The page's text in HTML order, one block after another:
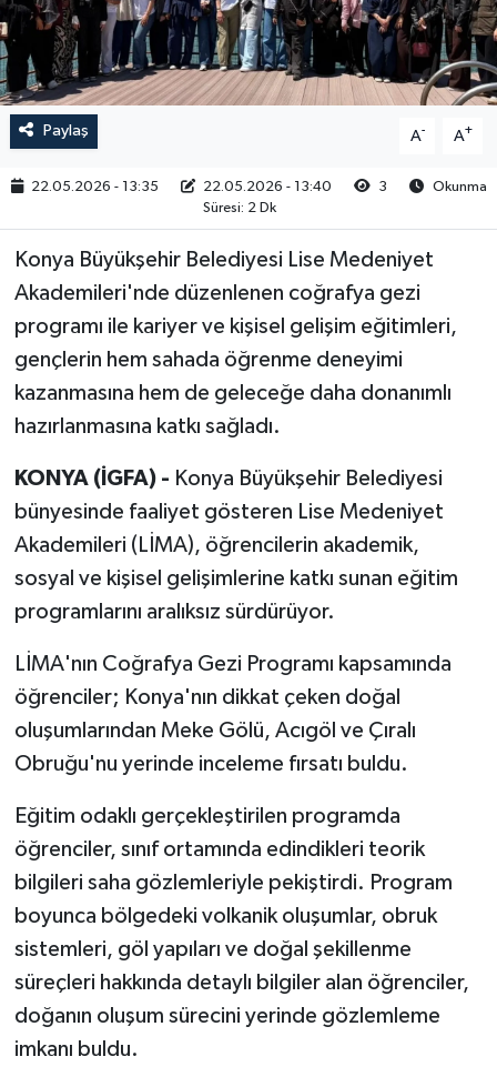
Paylaş A- A+
22.05.2026 - 13:35 22.05.2026 - 13:40 3
Okunma
Süresi: 2 Dk
Konya Büyükşehir Belediyesi Lise Medeniyet
Akademileri'nde düzenlenen coğrafya gezi
programı ile kariyer ve kişisel gelişim eğitimleri,
gençlerin hem sahada öğrenme deneyimi
kazanmasına hem de geleceğe daha donanımlı
hazırlanmasına katkı sağladı.
KONYA (İGFA) - Konya Büyükşehir Belediyesi
bünyesinde faaliyet gösteren Lise Medeniyet
Akademileri (LİMA), öğrencilerin akademik,
sosyal ve kişisel gelişimlerine katkı sunan eğitim
programlarını aralıksız sürdürüyor.
LİMA'nın Coğrafya Gezi Programı kapsamında
öğrenciler; Konya'nın dikkat çeken doğal
oluşumlarından Meke Gölü, Acıgöl ve Çıralı
Obruğu'nu yerinde inceleme fırsatı buldu.
Eğitim odaklı gerçekleştirilen programda
öğrenciler, sınıf ortamında edindikleri teorik
bilgileri saha gözlemleriyle pekiştirdi. Program
boyunca bölgedeki volkanik oluşumlar, obruk
sistemleri, göl yapıları ve doğal şekillenme
süreçleri hakkında detaylı bilgiler alan öğrenciler,
doğanın oluşum sürecini yerinde gözlemleme
imkanı buldu.
RESMİ İLAN